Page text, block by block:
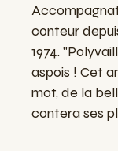
conteur
1974.
aspois ! Cet
mot, de la
contera ses